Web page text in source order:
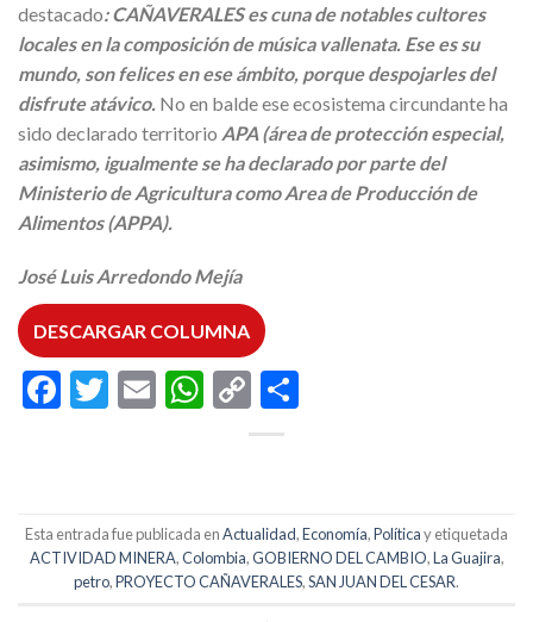
destacado: CAÑAVERALES es cuna de notables cultores
locales en la composición de música vallenata. Ese es su
mundo, son felices en ese ámbito, porque despojarles del
disfrute atávico. No en balde ese ecosistema circundante ha
sido declarado territorio APA (área de protección especial,
asimismo, igualmente se ha declarado por parte del
Ministerio de Agricultura como Area de Producción de
Alimentos (APPA).
José Luis Arredondo Mejía
DESCARGAR COLUMNA
Facebook
Twitter
EmailWhatsApp
Copy
Link
Esta entrada fue publicada enActualidad,Economía,Políticay etiquetada
ACTIVIDAD MINERA,Colombia,GOBIERNO DEL CAMBIO,La Guajira,
petro,PROYECTO CAÑAVERALES,SAN JUAN DEL CESAR.